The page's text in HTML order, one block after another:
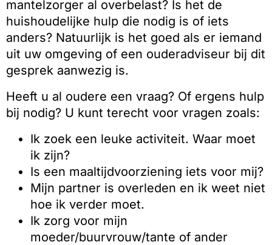
mantelzorger al overbelast? Is het de
huishoudelijke hulp die nodig is of iets
anders? Natuurlijk is het goed als er iemand
uit uw omgeving of een ouderadviseur bij dit
gesprek aanwezig is.
Heeft u al oudere een vraag? Of ergens hulp
bij nodig? U kunt terecht voor vragen zoals:
Ik zoek een leuke activiteit. Waar moet
ik zijn?
Is een maaltijdvoorziening iets voor mij?
Mijn partner is overleden en ik weet niet
hoe ik verder moet.
Ik zorg voor mijn
moeder/buurvrouw/tante of ander